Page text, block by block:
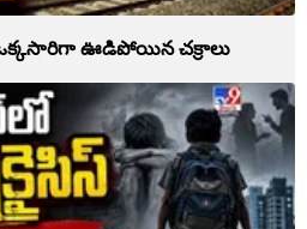
ఒక్కసారిగా ఊడిపోయిన చక్రాలు